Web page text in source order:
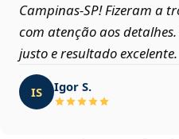
Campinas‑SP! Fizeram a
com atenção aos
justo e resultado excelente.
IS Igor S.